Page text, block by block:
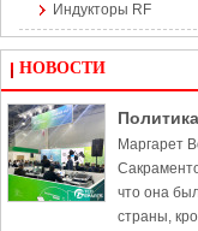
Индукторы RF
НОВОСТИ
наносит
Маргарет
что она
страны,